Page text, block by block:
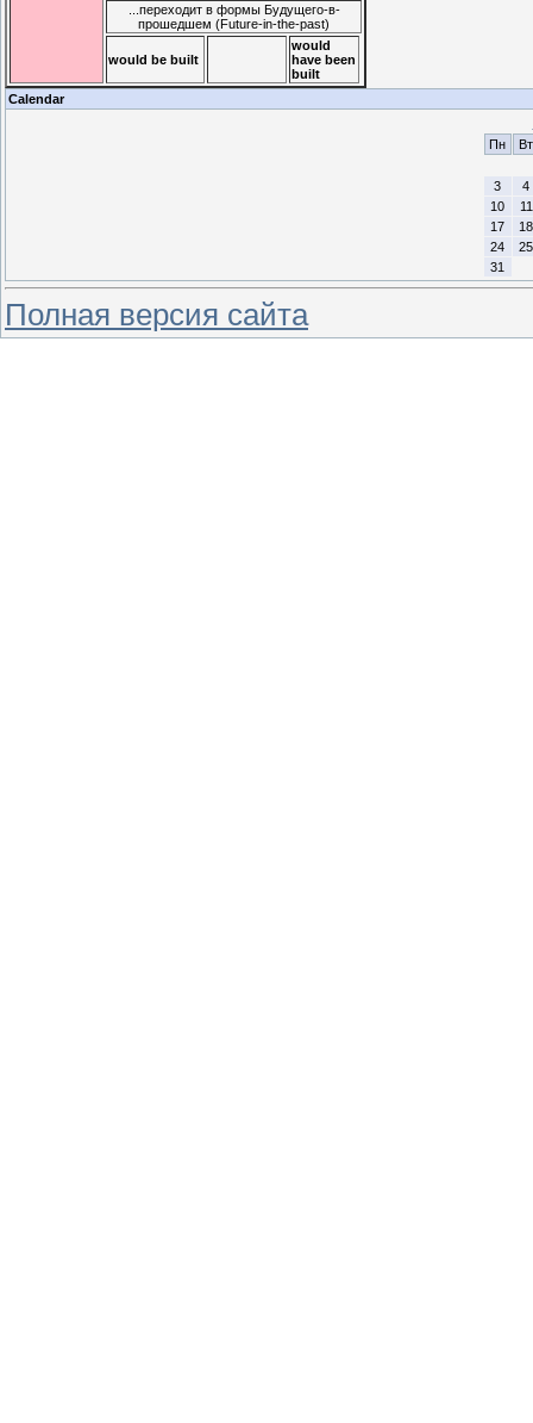
...переходит в формы Будущего-в-
прошедшем (Future-in-the-past)
would be built
would
have been
built
Calendar
Пн
Вт
3
4
10
11
17
18
24
25
31
Полная версия сайта